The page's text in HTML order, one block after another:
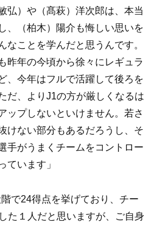
弘）や（髙萩）洋次郎は、本当
、（柏木）陽介も悔しい思いを
なことを学んだと思うんです。
昨年の今頃から徐々にレギュラ
、今年はフルで活躍して後ろを
だ、よりJ1の方が厳しくなるは
ップしないといけません。若さ
けない部分もあるだろうし、そ
手がうまくチームをコントロー
ています」
で24得点を挙げており、チー
た１人だと思いますが、ご自身